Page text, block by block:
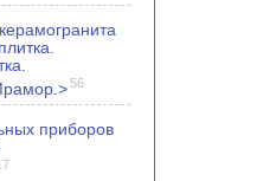
56
приборов